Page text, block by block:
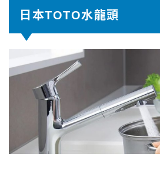
日本TOTO水龍頭